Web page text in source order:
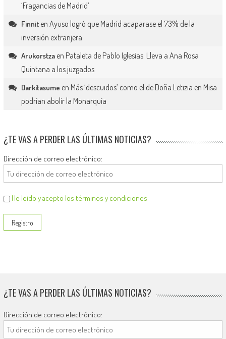
‘Fragancias de Madrid’
Finniten Ayuso logró que Madrid acaparase el 73% de la
inversión extranjera
Arukorstzaen Pataleta de Pablo Iglesias: Lleva a Ana Rosa
Quintana a los juzgados
Darkitasume en Más ‘descuidos’ como el de Doña Letizia en Misa
podrían abolir la Monarquía
¿TE VAS A PERDER LAS ÚLTIMAS NOTICIAS?
Dirección de correo electrónico:
He leído y acepto los términos y condiciones
¿TE VAS A PERDER LAS ÚLTIMAS NOTICIAS?
Dirección de correo electrónico: